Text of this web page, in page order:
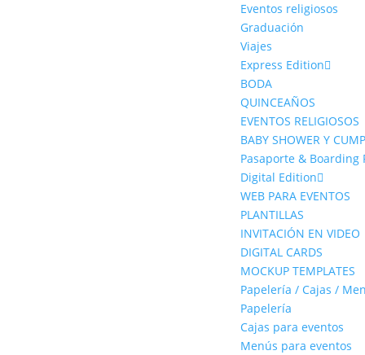
Eventos religiosos
Graduación
Viajes
Express Edition
BODA
QUINCEAÑOS
EVENTOS RELIGIOSOS
BABY SHOWER Y
Pasaporte & Boarding
Digital Edition
WEB PARA EVENTOS
PLANTILLAS
INVITACIÓN EN VIDEO
DIGITAL CARDS
MOCKUP TEMPLATES
Papelería / Cajas /
Papelería
Cajas para eventos
Menús para eventos